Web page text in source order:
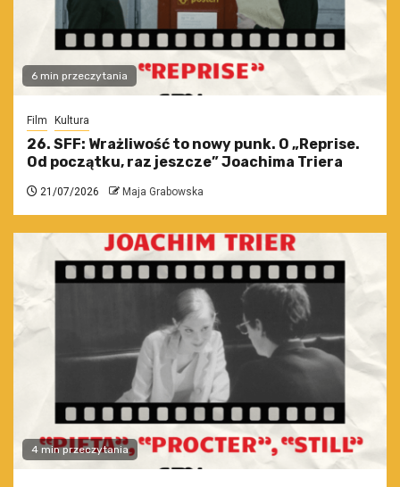
6 min przeczytania
Film Kultura
26. SFF: Wrażliwość to nowy punk. O „Reprise.
Od początku, raz jeszcze” Joachima Triera
21/07/2026 Maja Grabowska
4 min przeczytania